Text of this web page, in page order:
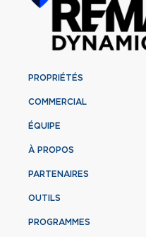
PROPRIÉTÉS
COMMERCIAL
ÉQUIPE
À PROPOS
PARTENAIRES
OUTILS
PROGRAMMES